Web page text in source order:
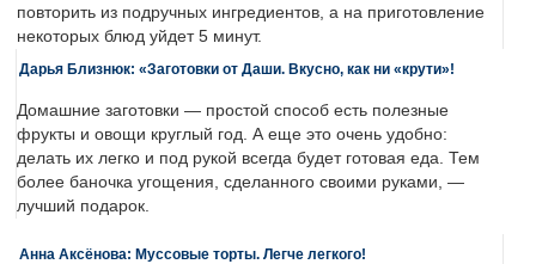
повторить из подручных ингредиентов, а на приготовление
некоторых блюд уйдет 5 минут.
Дарья Близнюк: «Заготовки от Даши. Вкусно, как ни «крути»!
Домашние заготовки — простой способ есть полезные
фрукты и овощи круглый год. А еще это очень удобно:
делать их легко и под рукой всегда будет готовая еда. Тем
более баночка угощения, сделанного своими руками, —
лучший подарок.
Анна Аксёнова: Муссовые торты. Легче легкого!